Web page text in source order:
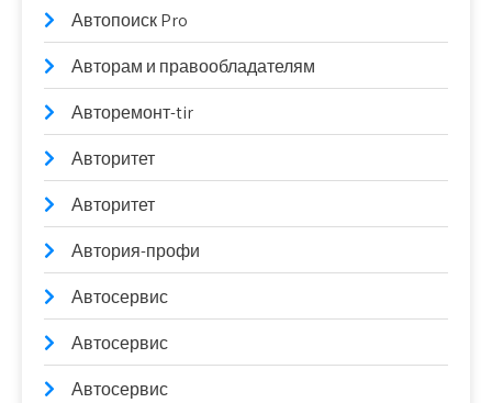
Автопоиск Pro
Авторам и правообладателям
Авторемонт-tir
Авторитет
Авторитет
Автория-профи
Автосервис
Автосервис
Автосервис